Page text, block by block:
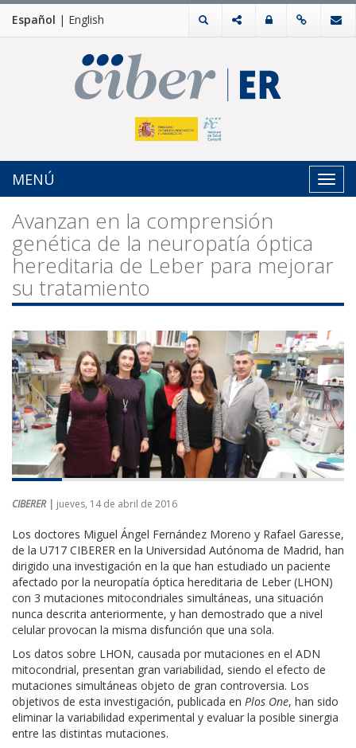
Español | English
MENÚ
Avanzan en la comprensión
genética de la neuropatía óptica
hereditaria de Leber para mejorar
su tratamiento
CIBERER | jueves, 14 de abril de 2016
Los doctores Miguel Ángel Fernández Moreno y Rafael Garesse,
de la U717 CIBERER en la Universidad Autónoma de Madrid, han
dirigido una investigación en la que han estudiado un paciente
afectado por la neuropatía óptica hereditaria de Leber (LHON)
con 3 mutaciones mitocondriales simultáneas, una situación
nunca descrita anteriormente, y han demostrado que a nivel
celular provocan la misma disfunción que una sola.
Los datos sobre LHON, causada por mutaciones en el ADN
mitocondrial, presentan gran variabilidad, siendo el efecto de
mutaciones simultáneas objeto de gran controversia. Los
objetivos de esta investigación, publicada en Plos One, han sido
eliminar la variabilidad experimental y evaluar la posible sinergia
entre las distintas mutaciones.